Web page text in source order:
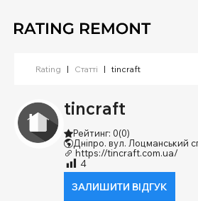
Rating | Статті | tincraft
tincraft
Рейтинг: 0(0)
Дніпро. вул. Лоцманський
https://tincraft.com.ua/
4
ЗАЛИШИТИ ВІДГУК